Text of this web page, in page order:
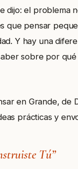
dijo: el problema
que pensar
Y hay una
sobre por
en Grande, de
prácticas y
Tú”